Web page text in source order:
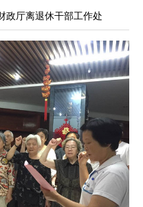
政厅离退休干部工作处